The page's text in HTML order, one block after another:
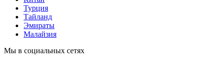
Турция
Тайланд
Эмираты
Малайзия
Мы в социальных сетях